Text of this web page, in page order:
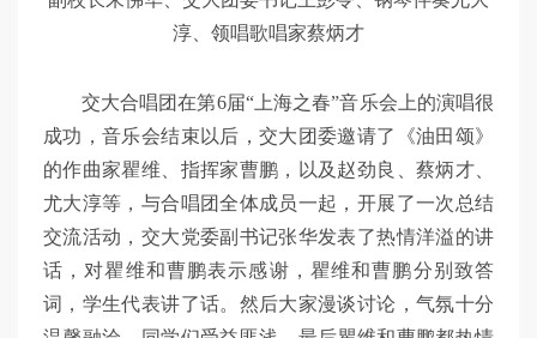
淳、领唱歌唱家蔡炳才
交大合唱团在第6届“上海之春”音乐会上的演唱很
成功，音乐会结束以后，交大团委邀请了《油田颂》
的作曲家瞿维、指挥家曹鹏，以及赵劲良、蔡炳才、
尤大淳等，与合唱团全体成员一起，开展了一次总结
交流活动，交大党委副书记张华发表了热情洋溢的讲
话，对瞿维和曹鹏表示感谢，瞿维和曹鹏分别致答
词，学生代表讲了话。然后大家漫谈讨论，气氛十分